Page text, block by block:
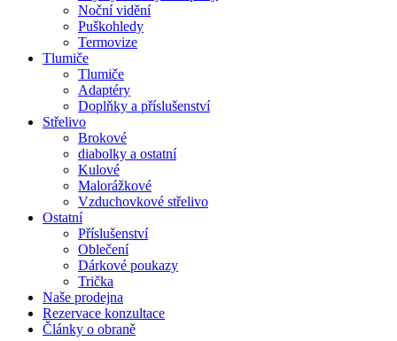
Noční vidění
Puškohledy
Termovize
Tlumiče
Tlumiče
Adaptéry
Doplňky a příslušenství
Střelivo
Brokové
diabolky a ostatní
Kulové
Malorážkové
Vzduchovkové střelivo
Ostatní
Příslušenství
Oblečení
Dárkové poukazy
Trička
Naše prodejna
Rezervace konzultace
Články o obraně